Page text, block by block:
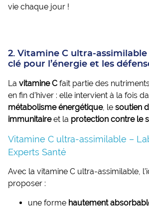
vie chaque jour !
2. Vitamine C ultra-
clé pour l’énergie et les
La vitamine C fait partie des
en fin d’hiver : elle intervient à la fois
métabolisme énergétique, le soutien
immunitaireet la protection contre le
Vitamine C ultra-assimilable –
Experts Santé
Avec la vitamine C ultra-assimilable,
proposer :
une forme hautement